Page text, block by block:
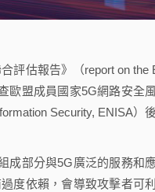
評估報告》（report on the
歐盟成員國家5G網路安全
Security, ENISA）
部分與5G廣泛的服務和
度依賴，會導致攻擊者可